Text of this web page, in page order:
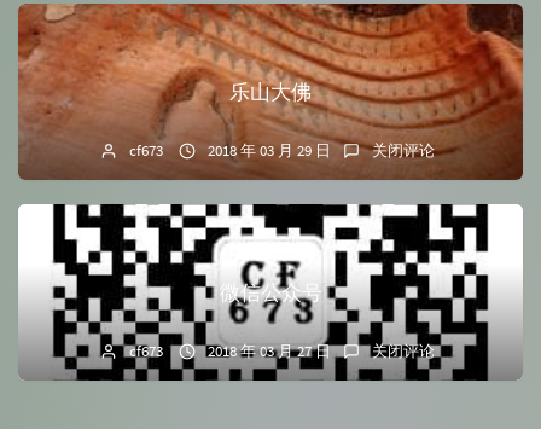
乐山大佛
cf673 2018 年 03 月 29 日 关闭评论
微信公众号
cf673 2018 年 03 月 27 日 关闭评论